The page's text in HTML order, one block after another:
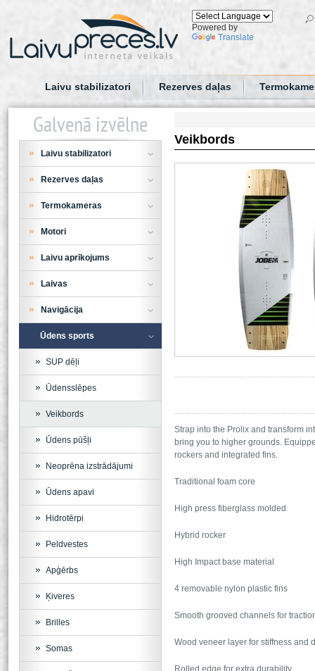
Powered by
Translate
Laivu stabilizatori Rezerves daļas
Veikbords
Strap into the Prolix and transform
bring you to higher grounds.
rockers and integrated fins.
Traditional foam core
High press fiberglass molded
Hybrid rocker
High Impact base material
4 removable nylon plastic fins
Smooth grooved channels for
Wood veneer layer for stiffness and
Rolled edge for extra durability
Galvenā izvēlne
Laivu stabilizatori
Rezerves daļas
Termokameras
Motori
Laivu aprīkojums
Laivas
Navigācija
Ūdens sports
SUP dēļi
Ūdensslēpes
Veikbords
Ūdens pūšļi
Neoprēna izstrādājumi
Ūdens apavi
Hidrotērpi
Peldvestes
Apģērbs
Ķiveres
Brilles
Somas